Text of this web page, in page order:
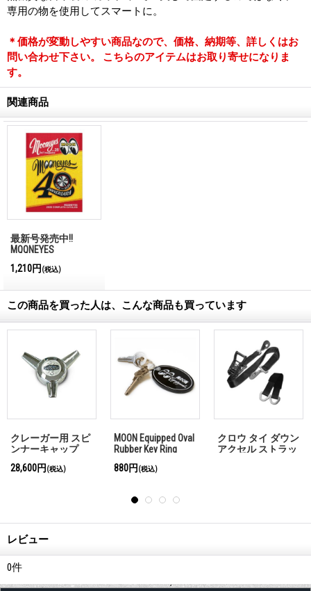
専用の物を使用してスマートに。
＊価格が変動しやすい商品なので、価格、納期等、詳しくはお
問い合わせ下さい。 こちらのアイテムはお取り寄せになりま
す。
関連商品
最新号発売中!!
MQQNEYES
Magazine No.28 2026
1,210円 (税込)
この商品を買った人は、こんな商品も買っています
MOON Equipped Oval
Rubber Key Ring
880円(税込)
クロウ タイ ダウン
アクセル ストラッ
わせください」
46 フォード キ
プ 「お問い合
レビュー
0件